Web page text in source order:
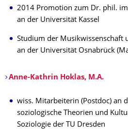
2014 Promotion zum Dr. phil.
an der Universität Kassel
Studium der Musikwissenschaft
an der Universität Osnabrück
Anne-Kathrin Hoklas, M.A.
wiss. Mitarbeiterin (Postdoc) an
soziologische Theorien und
Soziologie der TU Dresden